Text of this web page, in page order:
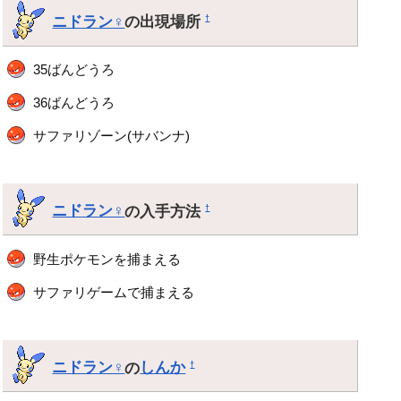
ニドラン♀の出現場所†
35ばんどうろ
36ばんどうろ
サファリゾーン(サバンナ)
ニドラン♀の入手方法†
野生ポケモンを捕まえる
サファリゲームで捕まえる
ニドラン♀のしんか †